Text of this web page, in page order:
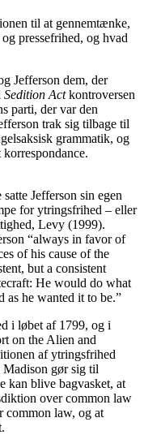
til at gennemtænke,
pressefrihed, og hvad
Jefferson dem, der
Sedition Actkontroversen
parti, der var den
trak sig tilbage til
grammatik, og
Jefferson sin egen
for ytringsfrihed – eller
Levy (1999).
“always in favor of
of his cause of the
but a consistent
He would do what
as he wanted it to be.”
i løbet af 1799, og i
on the Alien and
af ytringsfrihed
gør sig til
kan blive bagvasket, at
over common law
common law, og at